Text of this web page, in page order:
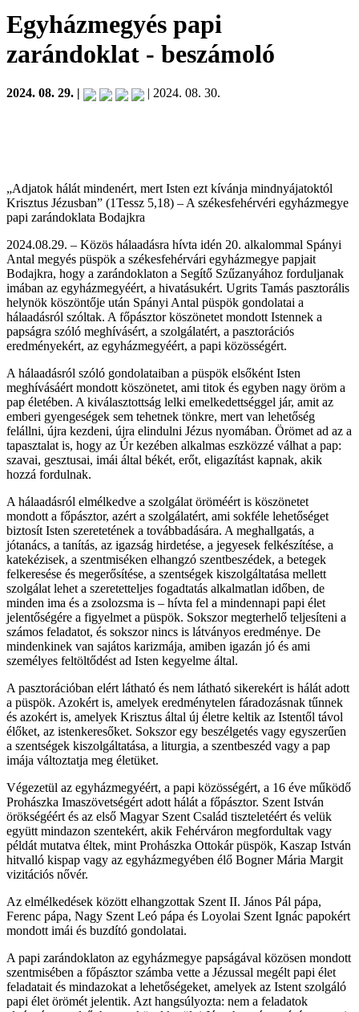
Egyházmegyés papi
zarándoklat - beszámoló
2024. 08. 29. | | 2024. 08. 30.
„Adjatok hálát mindenért, mert Isten ezt kívánja mindnyájatoktól
Krisztus Jézusban” (1Tessz 5,18) – A székesfehérvéri egyházmegye
papi zarándoklata Bodajkra
2024.08.29. – Közös hálaadásra hívta idén 20. alkalommal Spányi
Antal megyés püspök a székesfehérvári egyházmegye papjait
Bodajkra, hogy a zarándoklaton a Segítő Szűzanyához forduljanak
imában az egyházmegyéért, a hivatásukért. Ugrits Tamás pasztorális
helynök köszöntője után Spányi Antal püspök gondolatai a
hálaadásról szóltak. A főpásztor köszönetet mondott Istennek a
papságra szóló meghívásért, a szolgálatért, a pasztorációs
eredményekért, az egyházmegyéért, a papi közösségért.
A hálaadásról szóló gondolataiban a püspök elsőként Isten
meghívásáért mondott köszönetet, ami titok és egyben nagy öröm a
pap életében. A kiválasztottság lelki emelkedettséggel jár, amit az
emberi gyengeségek sem tehetnek tönkre, mert van lehetőség
felállni, újra kezdeni, újra elindulni Jézus nyomában. Örömet ad az a
tapasztalat is, hogy az Úr kezében alkalmas eszközzé válhat a pap:
szavai, gesztusai, imái által békét, erőt, eligazítást kapnak, akik
hozzá fordulnak.
A hálaadásról elmélkedve a szolgálat öröméért is köszönetet
mondott a főpásztor, azért a szolgálatért, ami sokféle lehetőséget
biztosít Isten szeretetének a továbbadására. A meghallgatás, a
jótanács, a tanítás, az igazság hirdetése, a jegyesek felkészítése, a
katekézisek, a szentmiséken elhangzó szentbeszédek, a betegek
felkeresése és megerősítése, a szentségek kiszolgáltatása mellett
szolgálat lehet a szeretetteljes fogadtatás alkalmatlan időben, de
minden ima és a zsolozsma is – hívta fel a mindennapi papi élet
jelentőségére a figyelmet a püspök. Sokszor megterhelő teljesíteni a
számos feladatot, és sokszor nincs is látványos eredménye. De
mindenkinek van sajátos karizmája, amiben igazán jó és ami
személyes feltöltődést ad Isten kegyelme által.
A pasztorációban elért látható és nem látható sikerekért is hálát adott
a püspök. Azokért is, amelyek eredménytelen fáradozásnak tűnnek
és azokért is, amelyek Krisztus által új életre keltik az Istentől távol
élőket, az istenkeresőket. Sokszor egy beszélgetés vagy egyszerűen
a szentségek kiszolgáltatása, a liturgia, a szentbeszéd vagy a pap
imája változtatja meg életüket.
Végezetül az egyházmegyéért, a papi közösségért, a 16 éve működő
Prohászka Imaszövetségért adott hálát a főpásztor. Szent István
örökségéért és az első Magyar Szent Család tiszteletéért és velük
együtt mindazon szentekért, akik Fehérváron megfordultak vagy
példát mutatva éltek, mint Prohászka Ottokár püspök, Kaszap István
hitvalló kispap vagy az egyházmegyében élő Bogner Mária Margit
vizitációs nővér.
Az elmélkedések között elhangzottak Szent II. János Pál pápa,
Ferenc pápa, Nagy Szent Leó pápa és Loyolai Szent Ignác papokért
mondott imái és buzdító gondolatai.
A papi zarándoklaton az egyházmegye papságával közösen mondott
szentmisében a főpásztor számba vette a Jézussal megélt papi élet
feladatait és mindazokat a lehetőségeket, amelyek az Istent szolgáló
papi élet örömét jelentik. Azt hangsúlyozta: nem a feladatok